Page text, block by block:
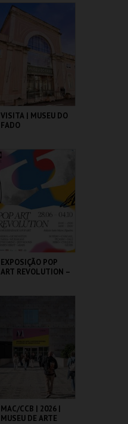
CLAUSTROS
CONVENTO CARMO
MAIS INFO
VISITA | MUSEU DO
FADO
MUSEU DO FADO
MAIS INFO
COMPRAR
EXPOSIÇÃO POP
ART REVOLUTION –
MAIS INFO
COMPRAR
MAC/CCB | 2026 |
MUSEU DE ARTE